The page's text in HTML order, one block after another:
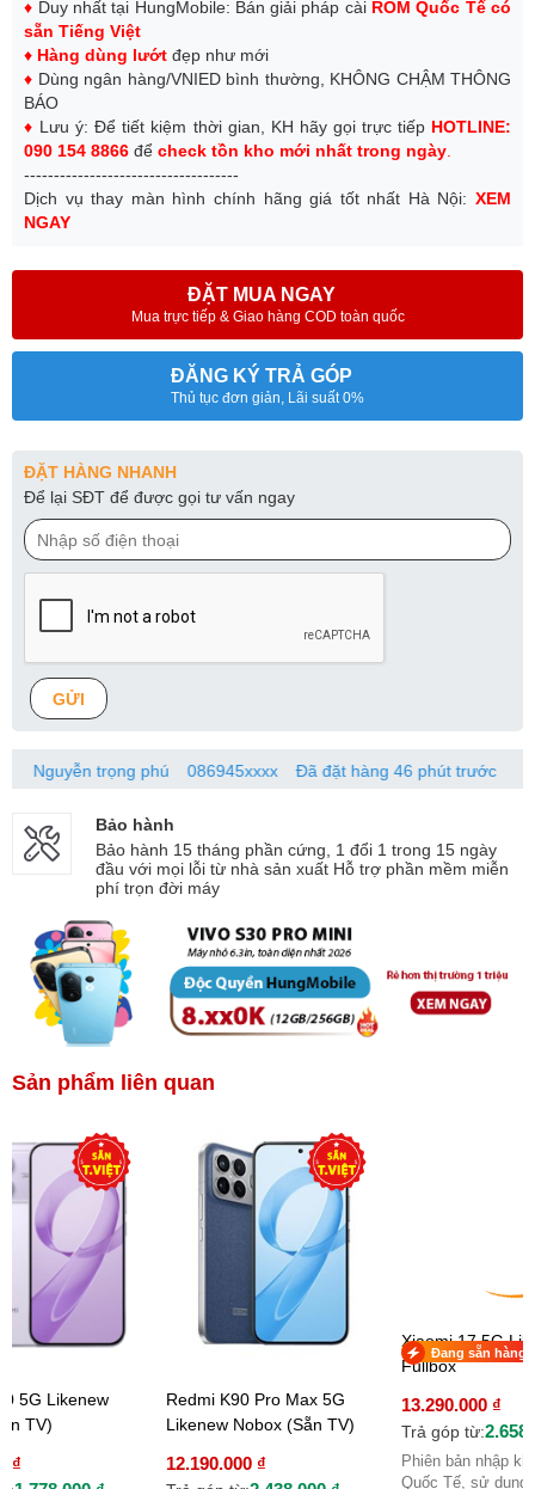
♦ Duy nhất tại HungMobile: Bán giải pháp cài ROM Quốc Tế có
sẵn Tiếng Việt
♦ Hàng dùng lướt đẹp như mới
♦ Dùng ngân hàng/VNIED bình thường, KHÔNG CHẬM THÔNG
BÁO
♦ Lưu ý: Để tiết kiệm thời gian, KH hãy gọi trực tiếp HOTLINE:
090 154 8866 để check tồn kho mới nhất trong ngày
------------------------------------
Dịch vụ thay màn hình chính hãng giá tốt nhất Hà Nội: XEM
NGAY
ĐẶT MUA NGAY
Mua trực tiếp & Giao hàng COD toàn quốc
ĐĂNG KÝ TRẢ GÓP
Thủ tục đơn giản, Lãi suất 0%
ĐẶT HÀNG NHANH
Để lại SĐT để được gọi tư vấn ngay
GỬI
trọng phú 086945xxxx Đã đặt hàng 46 phút trước
Bảo hành
Bảo hành 15 tháng phần cứng, 1 đổi 1 trong 15 ngày
đầu với mọi lỗi từ nhà sản xuất Hỗ trợ phần mềm miễn
phí trọn đời máy
Sản phẩm liên quan
5G Likenew
TV)
₫
Redmi K90 Pro Max 5G
Likenew Nobox (Sẵn TV)
12.190.000 ₫
Xiaomi 17 5G
Fullbox
13.290.000 ₫
Trả góp từ:
Phiên bản nhập
Quốc Tế, sử dụng
Đang sẵn hàng